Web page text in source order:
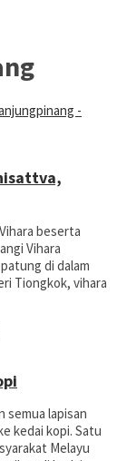
beserta
Vihara
di dalam
Tiongkok, vihara
semua lapisan
kedai kopi. Satu
Melayu